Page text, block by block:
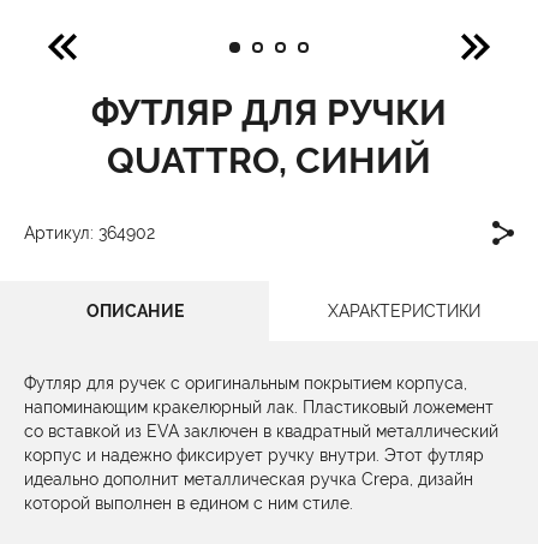
ФУТЛЯР ДЛЯ РУЧКИ
QUATTRO, СИНИЙ
Артикул: 364902
ОПИСАНИЕ ХАРАКТЕРИСТИКИ
Футляр для ручек с оригинальным покрытием корпуса,
напоминающим кракелюрный лак. Пластиковый ложемент
со вставкой из EVA заключен в квадратный металлический
корпус и надежно фиксирует ручку внутри. Этот футляр
идеально дополнит металлическая ручка Crepa, дизайн
которой выполнен в едином с ним стиле.